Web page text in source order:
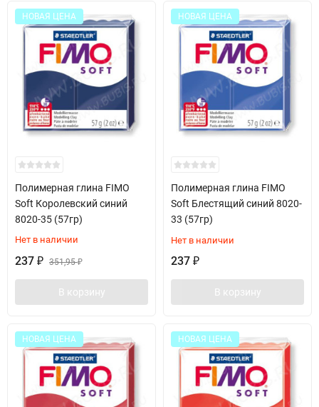
НОВАЯ ЦЕНА
Полимерная глина FIMO
Soft Королевский синий
8020-35 (57гр)
Нет в наличии
237 ₽ 351,95₽
В корзину
НОВАЯ ЦЕНА
Полимерная глина FIMO
Soft Блестящий синий 8020-
33 (57гр)
Нет в наличии
237 ₽
В корзину
НОВАЯ ЦЕНА НОВАЯ ЦЕНА